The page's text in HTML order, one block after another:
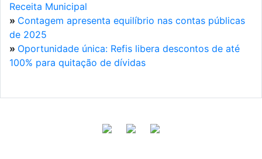
Receita Municipal
» Contagem apresenta equilíbrio nas contas públicas
de 2025
» Oportunidade única: Refis libera descontos de até
100% para quitação de dívidas